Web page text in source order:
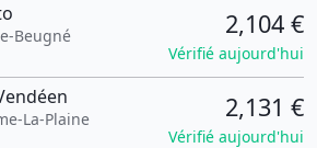
Beugné
2,104 €
Vérifié aujourd'hui
La-Plaine
2,131 €
Vérifié aujourd'hui